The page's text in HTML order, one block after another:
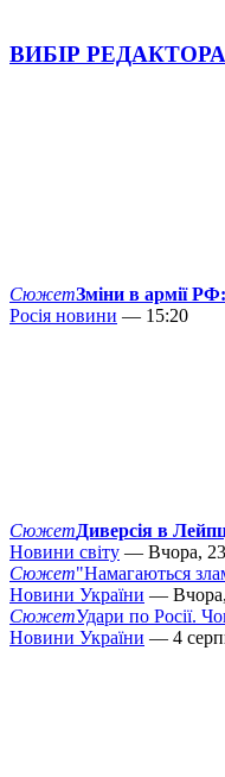
ВИБІР РЕДАКТОРА
СюжетЗміни в армії
Росія новини — 15:20
СюжетДиверсія в
Новини світу — Вчора,
Сюжет"Намагаються
Новини України —
СюжетУдари по Росії.
Новини України — 4